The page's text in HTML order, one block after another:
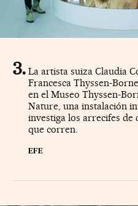
La artista suiza Claudia
Francesca Thyssen-
en el Museo Thyssen-
Nature, una instalación
investiga los arrecifes de
que corren.
EFE